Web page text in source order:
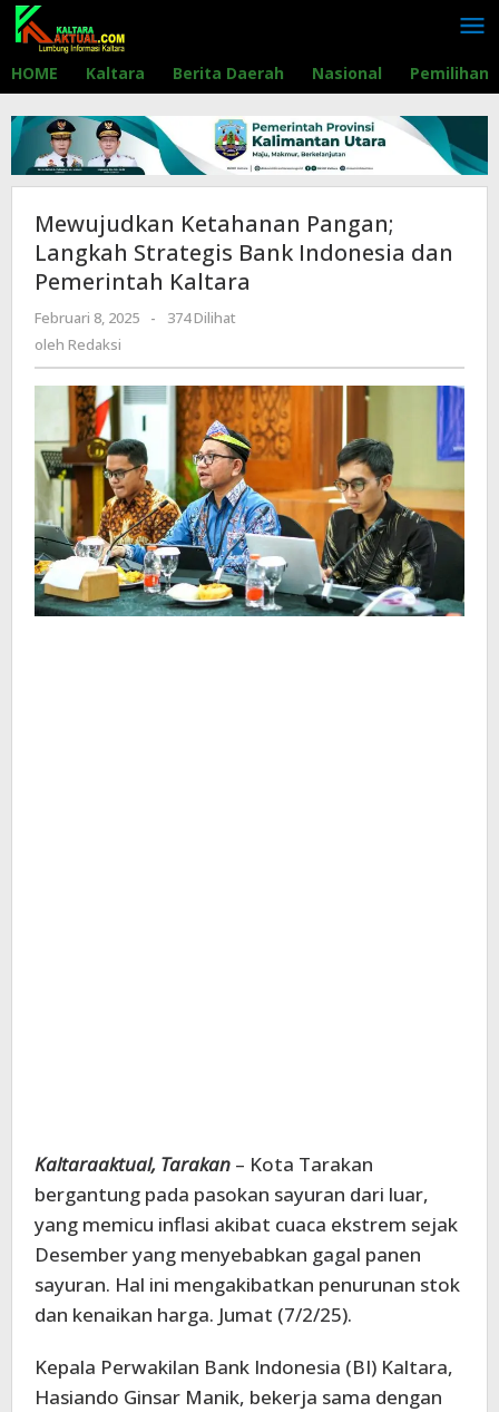
Lewati
konten
HOME Kaltara Berita Daerah Nasional Pemilihan
Mewujudkan Ketahanan Pangan;
Langkah Strategis Bank Indonesia dan
Pemerintah Kaltara
Februari 8, 2025
oleh
-
374 Dilihat
oleh Redaksi
Kaltaraaktual, Tarakan – Kota Tarakan
bergantung pada pasokan sayuran dari luar,
yang memicu inflasi akibat cuaca ekstrem sejak
Desember yang menyebabkan gagal panen
sayuran. Hal ini mengakibatkan penurunan stok
dan kenaikan harga. Jumat (7/2/25).
Kepala Perwakilan Bank Indonesia (BI) Kaltara,
Hasiando Ginsar Manik, bekerja sama dengan